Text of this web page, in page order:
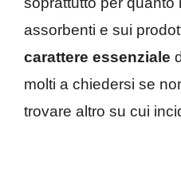
assorbenti e sui
carattere essenziale
molti a chiedersi se
trovare altro su cui